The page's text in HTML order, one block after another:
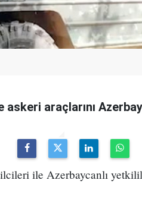
araçlarını
ile Azerbaycanlı